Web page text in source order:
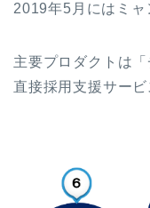
2019年5月にはミャ
主要プロダクトは
直接採用支援サービ